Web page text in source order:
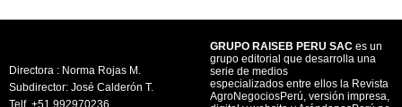
Directora : Norma Rojas M.
Subdirector: José Calderón T.
Telf. +51 992970236
GRUPO RAISEB PERU SAC es un
grupo editorial que desarrolla una
serie de medios
especializados entre ellos la Revista
AgroNegociosPerú, versión impresa,